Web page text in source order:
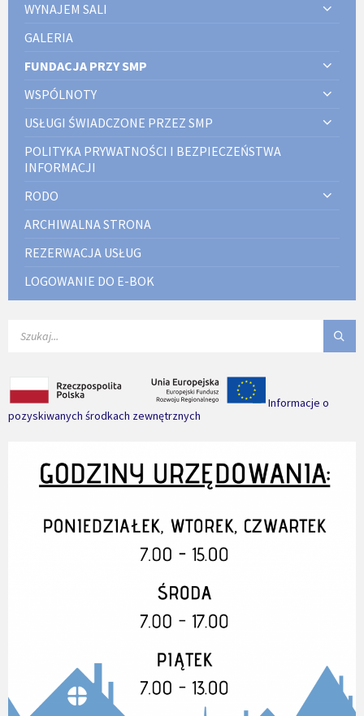
WYNAJEM SALI
GALERIA
FUNDACJA PRZY SMP
WSPÓLNOTY
USŁUGI ŚWIADCZONE PRZEZ SMP
POLITYKA PRYWATNOŚCI I BEZPIECZEŃSTWA
INFORMACJI
RODO
ARCHIWALNA STRONA
REZERWACJA USŁUG
LOGOWANIE DO E-BOK
Informacje o
pozyskiwanych środkach zewnętrznych